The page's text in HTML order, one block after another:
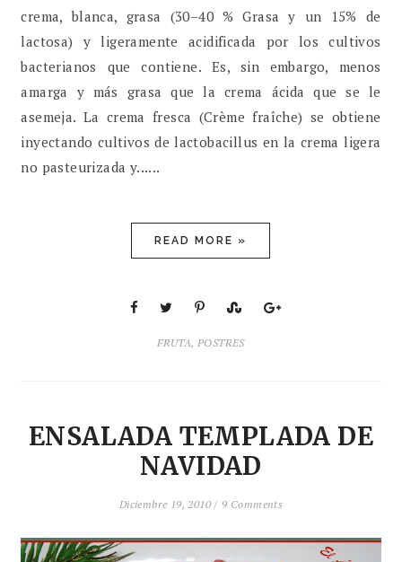
crema, blanca, grasa (30–40 % Grasa y un 15% de
lactosa) y ligeramente acidificada por los cultivos
bacterianos que contiene. Es, sin embargo, menos
amarga y más grasa que la crema ácida que se le
asemeja. La crema fresca (Crème fraîche) se obtiene
inyectando cultivos de lactobacillus en la crema ligera
no pasteurizada y......
READ MORE »
FRUTA, POSTRES
ENSALADA TEMPLADA DE
NAVIDAD
Diciembre 19, 2010 / 9 Comments